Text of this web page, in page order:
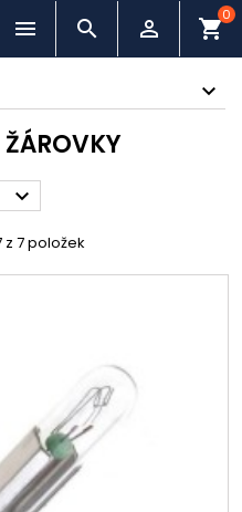
   shopping_cart
0

z 7 položek